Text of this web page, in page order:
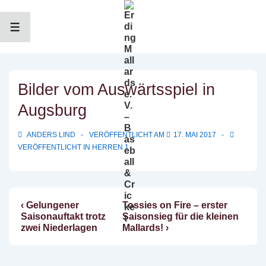
InhaltMENÜ
Bilder vom Auswärtsspiel in
Augsburg
ANDERS LIND VERÖFFENTLICHT AM
17. MAI 2017
VERÖFFENTLICHT IN HERREN 1
Beitragsnavigation
Vorheriger
Beitrag
ist
‹ Gelungener
Saisonauftakt trotz
zwei Niederlagen
Nächster
Beitrag
ist
Tossies on Fire – erster
Saisonsieg für die kleinen
Mallards! ›